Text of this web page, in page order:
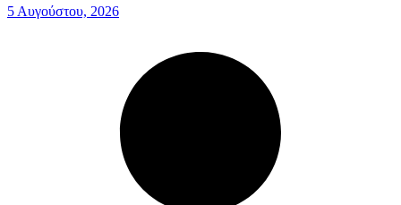
5 Αυγούστου, 2026